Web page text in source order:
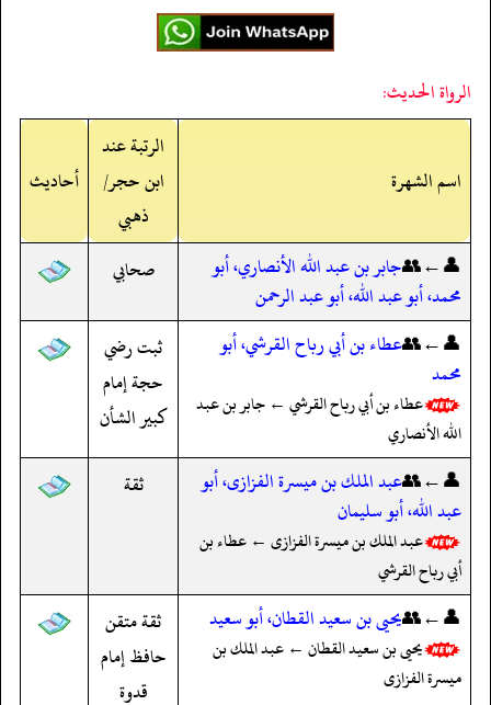
الرواة الحديث:
اسم الشهرة
الرتبة عند
ابن حجر/
ذهبي
أحاديث
👤←👥جابر بن عبد الله الأنصاري، أبو
محمد، أبو عبد الله، أبو عبد الرحمن
صحابي
👤←👥عطاء بن أبي رباح القرشي، أبو
محمد
عطاء بن أبي رباح القرشي ← جابر بن عبد
الله الأنصاري
ثبت رضي
حجة إمام
كبير الشأن
👤←👥عبد الملك بن ميسرة الفزازى، أبو
عبد الله، أبو سليمان
عبد الملك بن ميسرة الفزازى ← عطاء بن
أبي رباح القرشي
ثقة
👤←👥يحيى بن سعيد القطان، أبو سعيد
يحيى بن سعيد القطان ← عبد الملك بن
ميسرة الفزازى
ثقة متقن
حافظ إمام
قدوة